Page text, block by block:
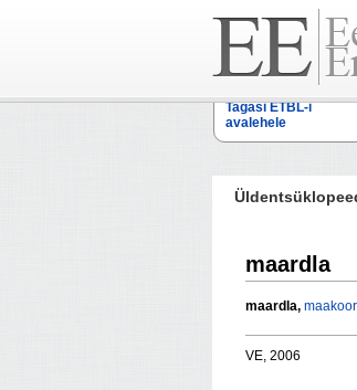
Tagasi ETBL-i
avalehele
maardla
maardla,
VE, 2006